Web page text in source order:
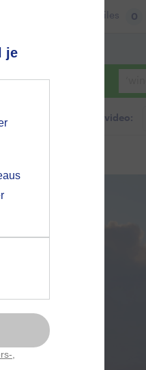
je
Files 0
Zoeken in foto & video:
uit